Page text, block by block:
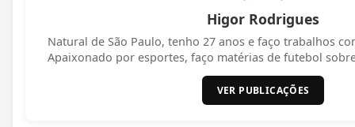
Higor Rodrigues
Natural de São Paulo, tenho 27 anos e faço trabalhos
Apaixonado por esportes, faço matérias de futebol
VER PUBLICAÇÕES